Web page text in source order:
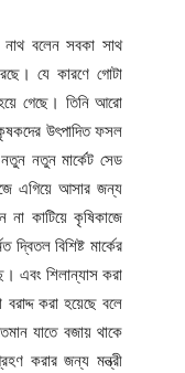
নাথ বলেন সবকা সাথ
যে কারণে গোটা
গেছে। তিনি আরো
উৎপাদিত ফসল
নতুন মার্কেট সেড
এগিয়ে আসার জন্য
না কাটিয়ে কৃষিকাজে
বিশিষ্ট মার্কের
এবং শিলান্যাস করা
করা হয়েছে বলে
যাতে বজায় থাকে
করার জন্য মন্ত্রী